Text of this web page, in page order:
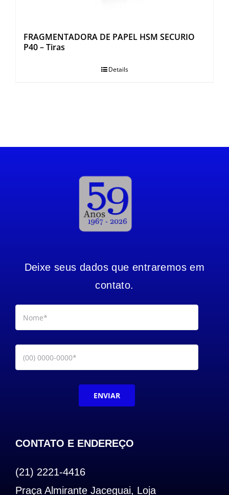
FRAGMENTADORA DE PAPEL HSM SECURIO
P40 – Tiras
Details
Deixe seus dados que entraremos em
contato.
ENVIAR
CONTATO E ENDEREÇO
(21) 2221-4416
Praça Almirante Jaceguai, Loja